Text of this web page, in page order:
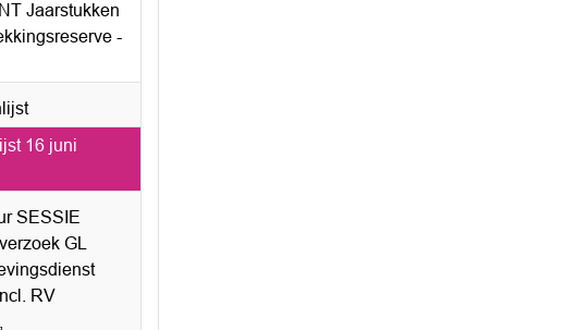
Jaarstukken
-
16 juni
SESSIE
GL
RV